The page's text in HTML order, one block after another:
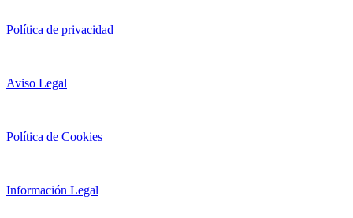
Política de privacidad
Aviso Legal
Política de Cookies
Información Legal